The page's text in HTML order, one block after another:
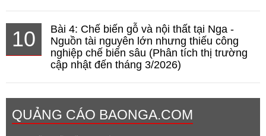
10
Bài 4: Chế biến gỗ và nội thất tại Nga -
Nguồn tài nguyên lớn nhưng thiếu công
nghiệp chế biến sâu (Phân tích thị trường
cập nhật đến tháng 3/2026)
QUẢNG CÁO BAONGA.COM